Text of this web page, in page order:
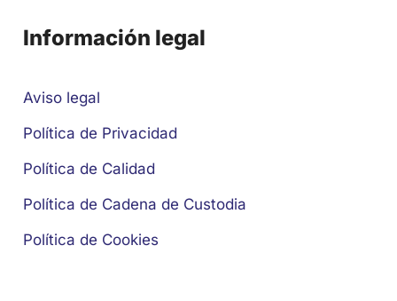
Información legal
Aviso legal
Política de Privacidad
Política de Calidad
Política de Cadena de Custodia
Política de Cookies